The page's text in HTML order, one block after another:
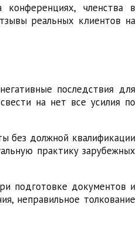
конференциях, членства в
реальных клиентов на
последствия для
на нет все усилия по
без должной квалификации
практику зарубежных
подготовке документов и
неправильное толкование